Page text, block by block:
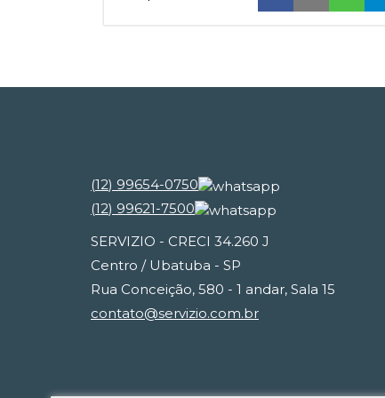
(12) 99654-0750
(12) 99621-7500
SERVIZIO - CRECI 34.260 J
Centro / Ubatuba - SP
Rua Conceição, 580 - 1 andar, Sala 15
contato@servizio.com.br